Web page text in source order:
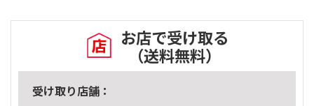
お店で受け取る
（送料無料）
受け取り店舗：